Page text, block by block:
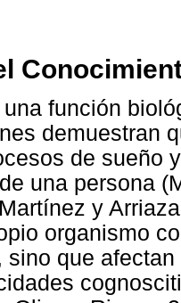
función
demuestran
de sueño
una persona
y
organismo
sino que